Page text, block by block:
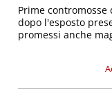
Prime
dopo l'esposto
promessi anche